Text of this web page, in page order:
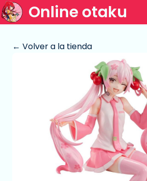
Online otaku
← Volver a la tienda